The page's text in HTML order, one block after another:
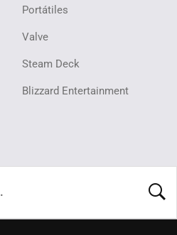
Portátiles
Valve
Steam Deck
Blizzard Entertainment